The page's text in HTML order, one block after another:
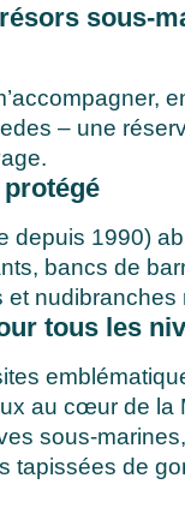
sous-
– une
depuis 1990)
bancs de
nudibranches
tous les
au cœur de la
sous-marines,
tapissées de